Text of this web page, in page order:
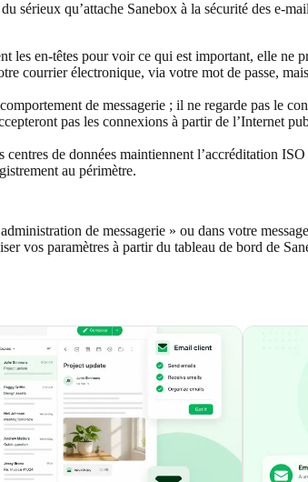
sérieux qu’attache Sanebox à la sécurité des e-
les en-têtes pour voir ce qui est important, elle ne
courrier électronique, via votre mot de passe,
de messagerie ; il ne regarde pas le
pas les connexions à partir de l’Internet
de données maintiennent l’accréditation
au périmètre.
de messagerie » ou dans votre
vos paramètres à partir du tableau de bord de